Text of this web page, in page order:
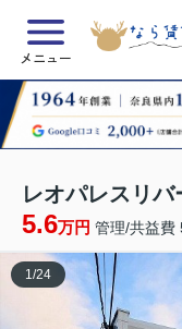
メニュー
レオパレスリバ
5.6万円 管理/共益費
1/24